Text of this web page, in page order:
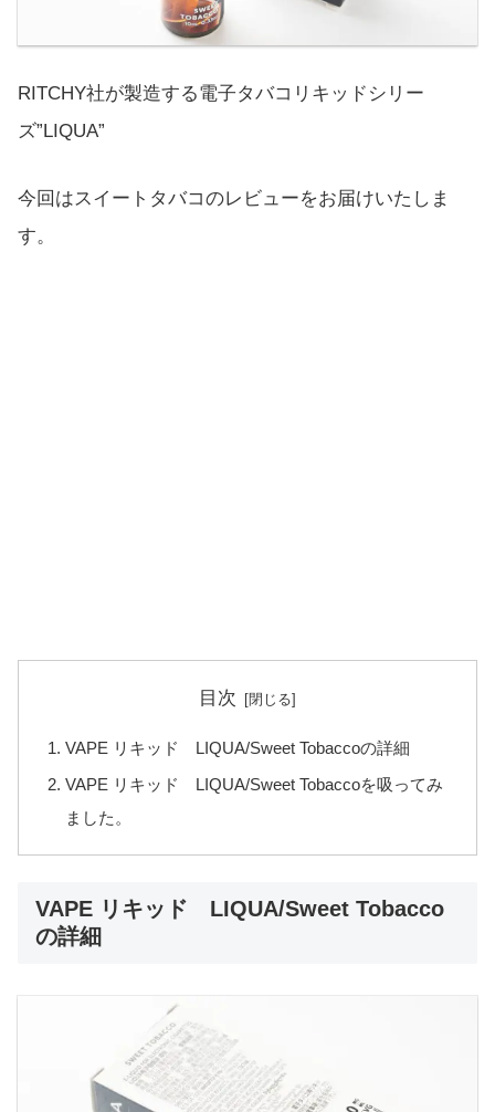
RITCHY社が製造する電子タバコリキッドシリー
ズ”LIQUA”
今回はスイートタバコのレビューをお届けいたしま
す。
目次
VAPE リキッド LIQUA/Sweet Tobaccoの詳細
VAPE リキッド LIQUA/Sweet Tobaccoを吸ってみ
ました。
VAPE リキッド LIQUA/Sweet Tobacco
の詳細